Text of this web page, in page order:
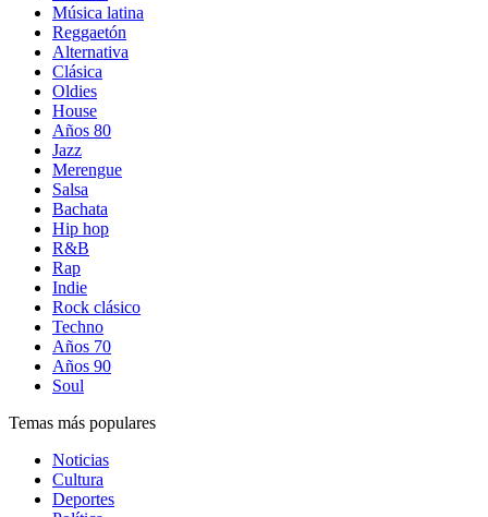
Música latina
Reggaetón
Alternativa
Clásica
Oldies
House
Años 80
Jazz
Merengue
Salsa
Bachata
Hip hop
R&B
Rap
Indie
Rock clásico
Techno
Años 70
Años 90
Soul
Temas más populares
Noticias
Cultura
Deportes